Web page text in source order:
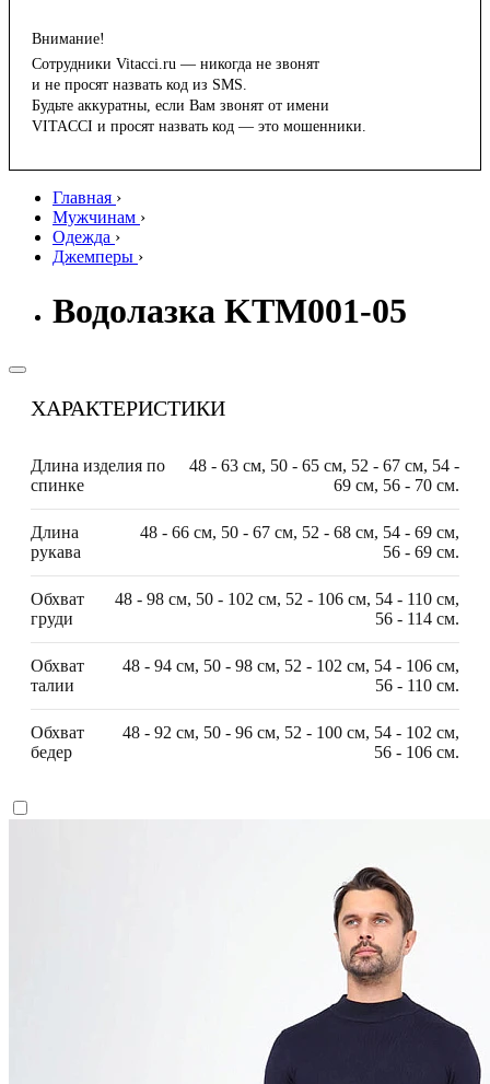
Внимание!
Сотрудники Vitacci.ru — никогда не звонят
и не просят назвать код из SMS.
Будьте аккуратны, если Вам звонят от имени
VITACCI и просят назвать код — это мошенники.
Главная ›
Мужчинам ›
Одежда ›
Джемперы ›
Водолазка KTM001-05
ХАРАКТЕРИСТИКИ
Длина изделия по
спинке
48 - 63 см, 50 - 65 см, 52 - 67 см, 54 -
69 см, 56 - 70 см.
Длина
рукава
48 - 66 см, 50 - 67 см, 52 - 68 см, 54 - 69 см,
56 - 69 см.
Обхват
груди
48 - 98 см, 50 - 102 см, 52 - 106 см, 54 - 110 см,
56 - 114 см.
Обхват
талии
48 - 94 см, 50 - 98 см, 52 - 102 см, 54 - 106 см,
56 - 110 см.
Обхват
бедер
48 - 92 см, 50 - 96 см, 52 - 100 см, 54 - 102 см,
56 - 106 см.